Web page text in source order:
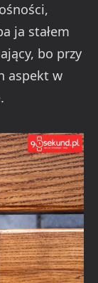
ja stałem
bo przy
aspekt w